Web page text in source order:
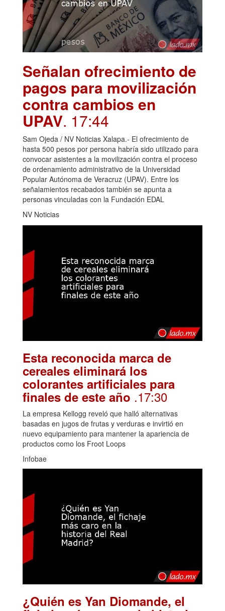
Señalan ofrecimiento de
pagos para movilización
contra cambios en
UPAV. 17:44
Sam Ojeda / NV Noticias Xalapa.- El ofrecimiento de
hasta 500 pesos por persona habría sido utilizado para
convocar asistentes a la movilización contra el proceso
de ordenamiento administrativo de la Universidad
Popular Autónoma de Veracruz (UPAV). Entre los
señalamientos recabados también se apunta a
personas vinculadas con la Fundación EDAL
NV Noticias
Esta reconocida marca de
cereales eliminará los
colorantes artificiales para
finales de este año .17:30
La empresa Kellogg reveló que halló alternativas
basadas en jugos de frutas y verduras e invirtió en
nuevo equipamiento para mantener la apariencia de
productos como los Froot Loops
Infobae
¿Quién es Yan Diomande, el